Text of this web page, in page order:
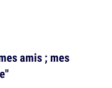
amis ; mes